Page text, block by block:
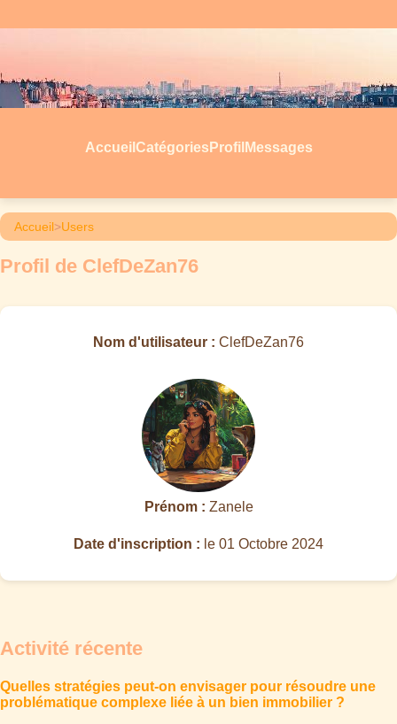
Accueil Catégories Profil Messages
Accueil>Users
Profil de ClefDeZan76
Nom d'utilisateur : ClefDeZan76
Prénom : Zanele
Date d'inscription : le 01 Octobre 2024
Activité récente
Quelles stratégies peut-on envisager pour résoudre une
problématique complexe liée à un bien immobilier ?